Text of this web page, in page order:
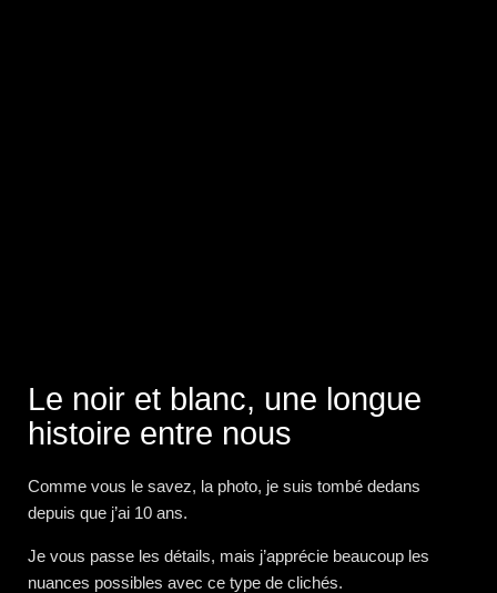
Le noir et blanc, une longue
histoire entre nous
Comme vous le savez, la photo, je suis tombé dedans
depuis que j’ai 10 ans.
Je vous passe les détails, mais j’apprécie beaucoup les
nuances possibles avec ce type de clichés.